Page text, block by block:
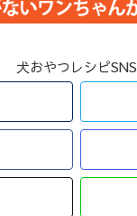
犬おやつレシピSNS